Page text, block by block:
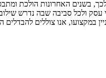
ולכל סביבה שבה נדרש
אנו צוללים להבדלים